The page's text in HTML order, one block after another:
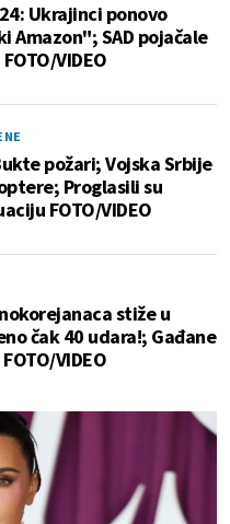
Ukrajinci ponovo
Amazon"; SAD pojačale
VIDEO
požari; Vojska Srbije
Proglasili su
FOTO/VIDEO
stiže u
čak 40 udara!; Gađane
VIDEO